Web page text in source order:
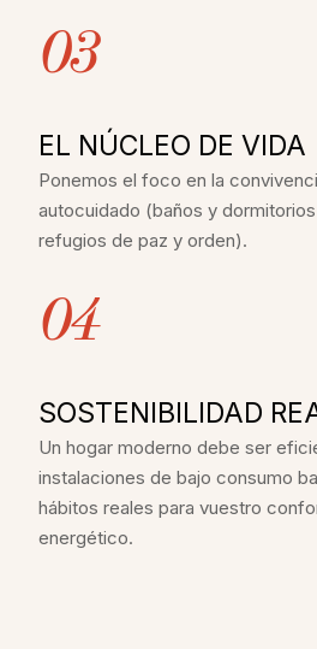
03
EL NÚCLEO DE VIDA
Ponemos el foco en la
autocuidado (baños y
refugios de paz y orden).
04
SOSTENIBILIDAD
Un hogar moderno debe ser
instalaciones de bajo consumo
hábitos reales para vuestro
energético.